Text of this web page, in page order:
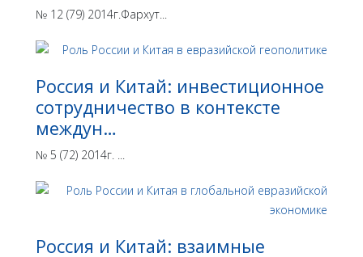
№ 12 (79) 2014г.Фархут...
Россия и Китай: инвестиционное
сотрудничество в контексте
междун…
№ 5 (72) 2014г. ...
Россия и Китай: взаимные